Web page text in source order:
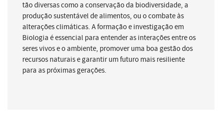
tão diversas como a conservação da biodiversidade, a
produção sustentável de alimentos, ou o combate às
alterações climáticas. A formação e investigação em
Biologia é essencial para entender as interações entre os
seres vivos e o ambiente, promover uma boa gestão dos
recursos naturais e garantir um futuro mais resiliente
para as próximas gerações.